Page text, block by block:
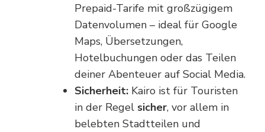
Prepaid-Tarife mit großzügigem
Datenvolumen – ideal für Google
Maps, Übersetzungen,
Hotelbuchungen oder das Teilen
deiner Abenteuer auf Social Media.
Sicherheit: Kairo ist für Touristen
in der Regel sicher, vor allem in
belebten Stadtteilen und